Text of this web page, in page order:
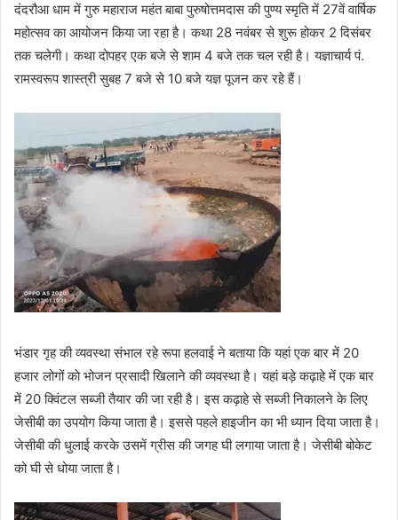
दंदरौआ धाम में गुरु महाराज महंत बाबा पुरुषोत्तमदास की पुण्य स्मृति में 27वें वार्षिक
महोत्सव का आयोजन किया जा रहा है। कथा 28 नवंबर से शुरू होकर 2 दिसंबर
तक चलेगी। कथा दोपहर एक बजे से शाम 4 बजे तक चल रही है। यज्ञाचार्य पं.
रामस्वरूप शास्त्री सुबह 7 बजे से 10 बजे यज्ञ पूजन कर रहे हैं।
भंडार गृह की व्यवस्था संभाल रहे रूपा हलवाई ने बताया कि यहां एक बार में 20
हजार लोगों काे भोजन प्रसादी खिलाने की व्यवस्था है। यहां बड़े कढ़ाहे में एक बार
में 20 क्विंटल सब्जी तैयार की जा रही है। इस कढ़ाहे से सब्जी निकालने के लिए
जेसीबी का उपयोग किया जाता है। इससे पहले हाइजीन का भी ध्यान दिया जाता है।
जेसीबी की धुलाई करके उसमें ग्रीस की जगह घी लगाया जाता है। जेसीबी बोकेट
को घी से धोया जाता है।